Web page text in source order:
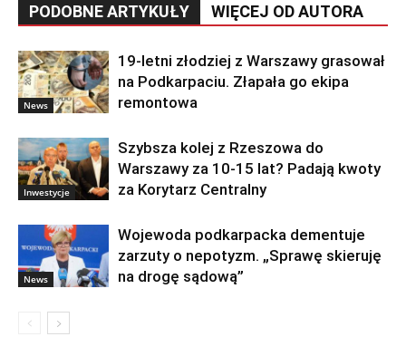
PODOBNE ARTYKUŁY WIĘCEJ OD AUTORA
News
19-letni złodziej z Warszawy grasował
na Podkarpaciu. Złapała go ekipa
remontowa
Inwestycje
Szybsza kolej z Rzeszowa do
Warszawy za 10-15 lat? Padają kwoty
za Korytarz Centralny
News
Wojewoda podkarpacka dementuje
zarzuty o nepotyzm. „Sprawę skieruję
na drogę sądową”